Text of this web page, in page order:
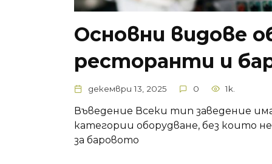
Основни видове
ресторанти и
декември 13, 2025 0 1k.
Въведение Всеки тип заведение
категории оборудване, без които
за баровото